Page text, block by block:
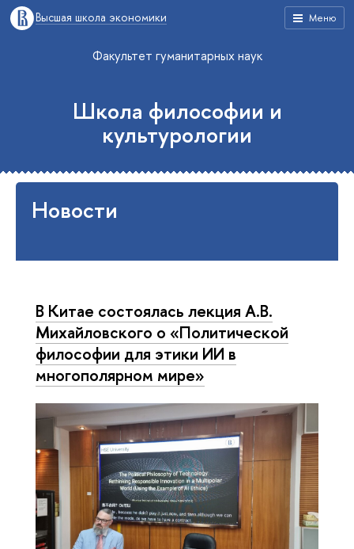
Меню
Высшая школа экономики
Факультет гуманитарных наук
Школа философии и
культурологии
Новости
В Китае состоялась лекция А.В.
Михайловского о «Политической
философии для этики ИИ в
многополярном мире»